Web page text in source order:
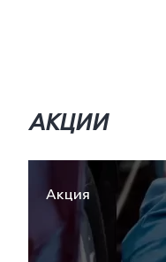
АКЦИИ
Акция